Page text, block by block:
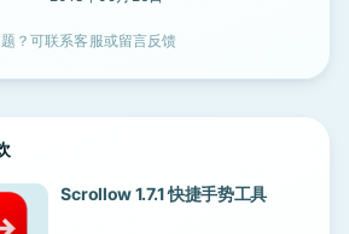
？可联系客服或留言反馈
Scrollow 1.7.1 快捷手势工具